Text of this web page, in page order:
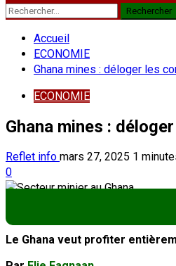
Rechercher :
Accueil
ECONOMIE
Ghana mines : déloger les
ECONOMIE
Ghana mines :
Reflet info mars 27, 2025 1
0
Le Ghana veut profiter